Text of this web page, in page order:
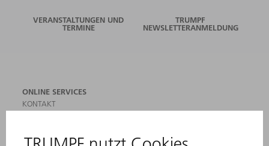
VERANSTALTUNGEN UND
TERMINE
TRUMPF
NEWSLETTERANMELDUNG
ONLINE SERVICES
KONTAKT
VERANSTALTUNGEN UND TERMINE